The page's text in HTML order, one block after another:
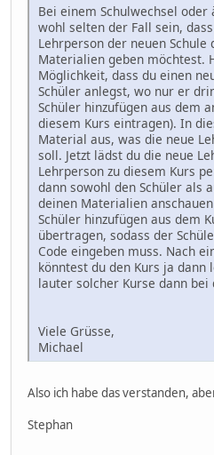
Bei einem Schulwechsel
wohl selten der Fall sein,
Lehrperson der neuen
Materialien geben möchtest.
Möglichkeit, dass du einen
Schüler anlegst, wo nur er
Schüler hinzufügen aus dem
diesem Kurs eintragen). In
Material aus, was die neue
soll. Jetzt lädst du die neue
Lehrperson zu diesem Kurs
dann sowohl den Schüler als
deinen Materialien
Schüler hinzufügen aus dem
übertragen, sodass der
Code eingeben muss. Nach
könntest du den Kurs ja dann
lauter solcher Kurse dann
Viele Grüsse,
Michael
Also ich habe das verstanden,
Stephan